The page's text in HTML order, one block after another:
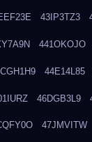
43IP3TZ3
441OKOJO
44E14L85
46DGB3L9
47JMVITW